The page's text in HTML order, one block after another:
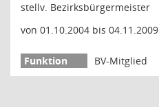
stellv. Bezirksbürgermeister
von 01.10.2004 bis 04.11.2009
BV-Mitglied